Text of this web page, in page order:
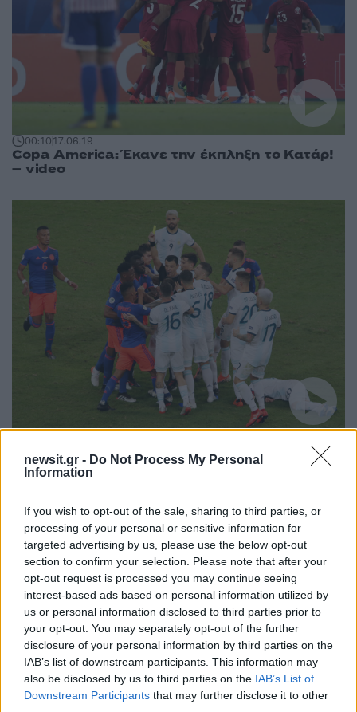
newsit.gr - Do Not Process My Personal
Information
If you wish to opt-out of the sale, sharing to third parties, or
processing of your personal or sensitive information for
targeted advertising by us, please use the below opt-out
section to confirm your selection. Please note that after your
opt-out request is processed you may continue seeing
interest-based ads based on personal information utilized by
us or personal information disclosed to third parties prior to
your opt-out. You may separately opt-out of the further
disclosure of your personal information by third parties on the
IAB’s list of downstream participants. This information may
also be disclosed by us to third parties on the IAB’s List of
Downstream Participants that may further disclose it to other
00:1017.06.19
Copa America: Έκανε την έκπληξη το Κατάρ!
– video
Copa America: “Χαμός” με το “δολοφονικό”
μαρκάρισμα στον Μέσι! – video
10:45 16.06.19
Copa America:
“Στραπάτσο” για την
Αργεντινή του Μέσι! –
video
12:01 15.06.19
Η πρώτη παράσταση
του Μέσι στο Copa
America